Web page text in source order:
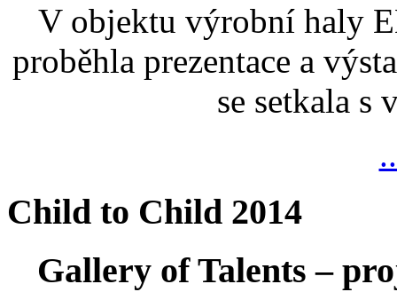
V objektu výrobní haly
proběhla prezentace a
se setkala s
Child to Child 2014
Gallery of Talents –